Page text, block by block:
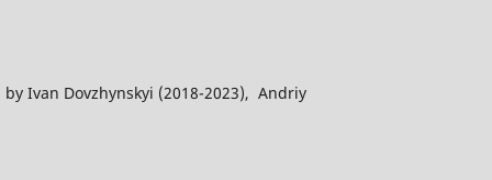
Ivan Dovzhynskyi (2018-2023), Andriy